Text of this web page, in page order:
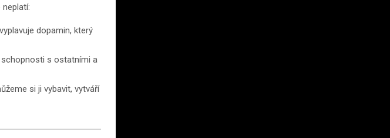
dopamin, který
schopnosti s ostatními a
si ji vybavit, vytváří